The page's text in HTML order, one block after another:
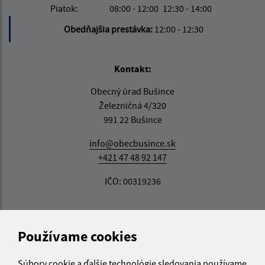
Používame cookies
Piatok:
08:00 - 12:00 12:30 - 14:00
Obedňajšia prestávka: 12:00 - 12:30
Kontakt:
Obecný úrad Bušince
Železničná 4/320
991 22 Bušince
info@obecbusince.sk
+421 47 48 92 147
IČO: 00319236